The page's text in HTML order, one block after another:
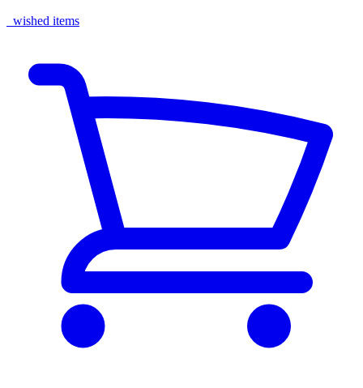
wished items